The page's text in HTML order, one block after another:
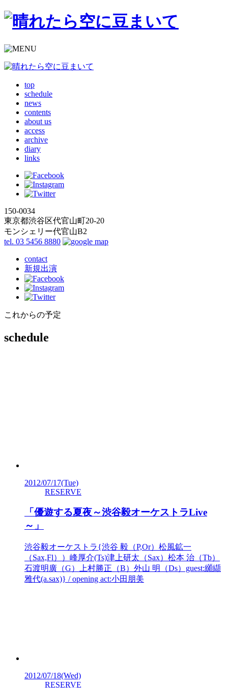
top
schedule
news
contents
about us
access
archive
diary
links
150-0034
東京都渋谷区代官山町20-20
モンシェリー代官山B2
tel. 03 5456 8880
contact
新規出演
これからの予定
schedule
2012/07/17(Tue)
RESERVE
「優遊する夏夜～渋谷毅オーケストラLive
～」
渋谷毅オーケストラ{渋谷 毅（P,Or）松風鉱一
（Sax,Fl））峰厚介(Ts)津上研太（Sax）松本 治（Tb）
石渡明廣（G）上村勝正（B）外山 明（Ds）guest:纐纈
雅代(a.sax)} / opening act:小田朋美
2012/07/18(Wed)
RESERVE